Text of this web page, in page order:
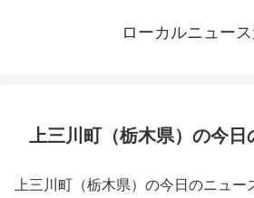
ローカルニュー
上三川町（栃木県）の今日
上三川町（栃木県）の今日のニュー